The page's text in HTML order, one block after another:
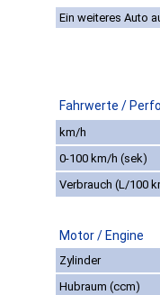
Ein weiteres Auto
Fahrwerte /
km/h
0-100 km/h (sek)
Verbrauch (L/100
Motor / Engine
Zylinder
Hubraum (ccm)